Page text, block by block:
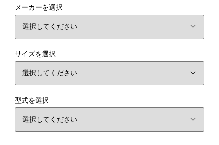
メーカーを選択
サイズを選択
型式を選択